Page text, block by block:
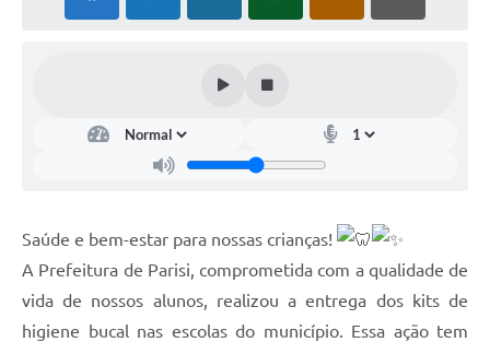
Saúde e bem-estar para nossas crianças!
A Prefeitura de Parisi, comprometida com a qualidade de
vida de nossos alunos, realizou a entrega dos kits de
higiene bucal nas escolas do município. Essa ação tem